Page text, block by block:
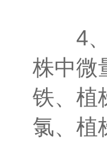
4、
株中微
铁、植
氯、植